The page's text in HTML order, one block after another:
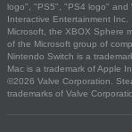
logo", "PS5", "PS4 logo" and
Interactive Entertainment Inc.
Microsoft, the XBOX Sphere
of the Microsoft group of
Nintendo Switch is a
Mac is a trademark of Apple
©2026 Valve Corporation.
trademarks of Valve